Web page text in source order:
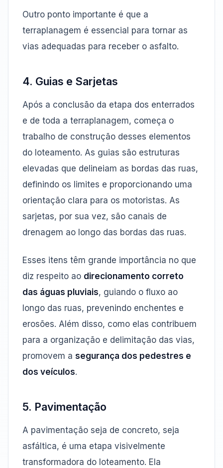
Outro ponto importante é que a
terraplanagem é essencial para tornar as
vias adequadas para receber o asfalto.
4. Guias e Sarjetas
Após a conclusão da etapa dos enterrados
e de toda a terraplanagem, começa o
trabalho de construção desses elementos
do loteamento. As guias são estruturas
elevadas que delineiam as bordas das ruas,
definindo os limites e proporcionando uma
orientação clara para os motoristas. As
sarjetas, por sua vez, são canais de
drenagem ao longo das bordas das ruas.
Esses itens têm grande importância no que
diz respeito ao direcionamento correto
das águas pluviais, guiando o fluxo ao
longo das ruas, prevenindo enchentes e
erosões. Além disso, como elas contribuem
para a organização e delimitação das vias,
promovem a segurança dos pedestres e
dos veículos.
5. Pavimentação
A pavimentação seja de concreto, seja
asfáltica, é uma etapa visivelmente
transformadora do loteamento. Ela